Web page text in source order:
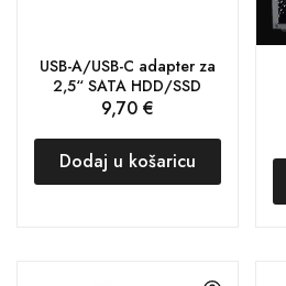
USB-A/USB-C adapter za
2,5“ SATA HDD/SSD
9,70 €
Dodaj u košaricu